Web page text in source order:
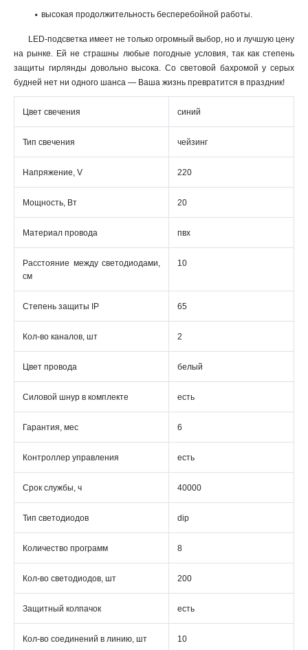
высокая продолжительность бесперебойной работы.
LED-подсветка имеет не только огромный выбор, но и лучшую цену
на рынке. Ей не страшны любые погодные условия, так как степень
защиты гирлянды довольно высока. Со световой бахромой у серых
будней нет ни одного шанса — Ваша жизнь превратится в праздник!
Цвет свечения синий
Тип свечения чейзинг
Напряжение, V 220
Мощность, Вт 20
Материал провода пвх
Расстояние между светодиодами,
см
10
Степень защиты IP 65
Кол-во каналов, шт 2
Цвет провода белый
Силовой шнур в комплекте есть
Гарантия, мес 6
Контроллер управления есть
Срок службы, ч 40000
Тип светодиодов dip
Количество программ 8
Кол-во светодиодов, шт 200
Защитный колпачок есть
Кол-во соединений в линию, шт 10